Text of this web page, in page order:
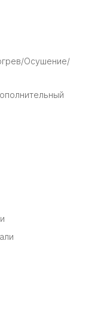
Осушение/